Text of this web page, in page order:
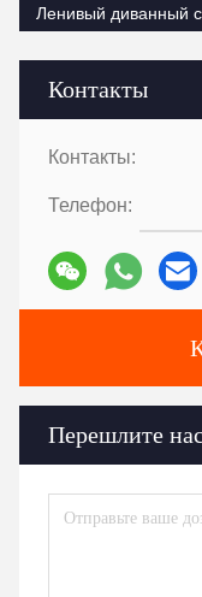
Контакты
Контакты:
Телефон:
Перешлите нас
Ленивый диванный